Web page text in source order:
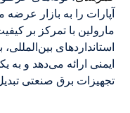
آپارات را به بازار عرضه
مارولین با تمرکز بر
استانداردهای
ایمنی ارائه می‌دهد و به
تجهیزات برق صنعتی